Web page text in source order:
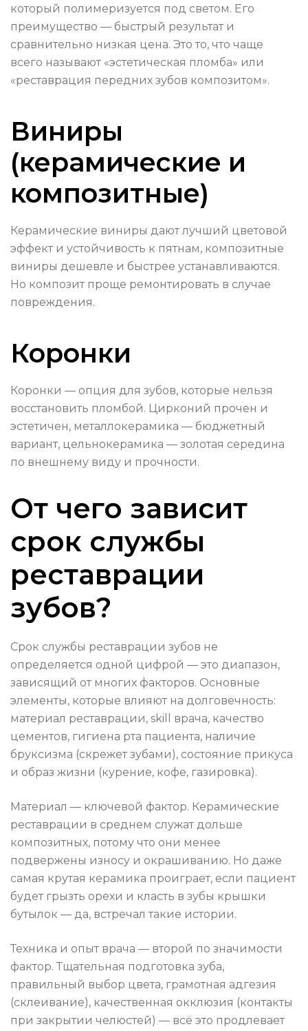
который полимеризуется под светом. Его
преимущество — быстрый результат и
сравнительно низкая цена. Это то, что чаще
всего называют «эстетическая пломба» или
«реставрация передних зубов композитом».
Виниры
(керамические и
композитные)
Керамические виниры дают лучший цветовой
эффект и устойчивость к пятнам, композитные
виниры дешевле и быстрее устанавливаются.
Но композит проще ремонтировать в случае
повреждения.
Коронки
Коронки — опция для зубов, которые нельзя
восстановить пломбой. Цирконий прочен и
эстетичен, металлокерамика — бюджетный
вариант, цельнокерамика — золотая середина
по внешнему виду и прочности.
От чего зависит
срок службы
реставрации
зубов?
Срок службы реставрации зубов не
определяется одной цифрой — это диапазон,
зависящий от многих факторов. Основные
элементы, которые влияют на долговечность:
материал реставрации, skill врача, качество
цементов, гигиена рта пациента, наличие
бруксизма (скрежет зубами), состояние прикуса
и образ жизни (курение, кофе, газировка).
Материал — ключевой фактор. Керамические
реставрации в среднем служат дольше
композитных, потому что они менее
подвержены износу и окрашиванию. Но даже
самая крутая керамика проиграет, если пациент
будет грызть орехи и класть в зубы крышки
бутылок — да, встречал такие истории.
Техника и опыт врача — второй по значимости
фактор. Тщательная подготовка зуба,
правильный выбор цвета, грамотная адгезия
(склеивание), качественная окклюзия (контакты
при закрытии челюстей) — всё это продлевает